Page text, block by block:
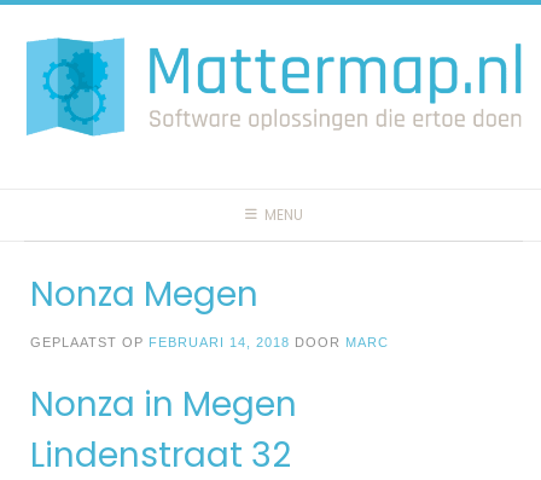
naar
inhoud
MENU
Nonza Megen
GEPLAATST OP FEBRUARI 14, 2018 DOOR MARC
Nonza in Megen
Lindenstraat 32